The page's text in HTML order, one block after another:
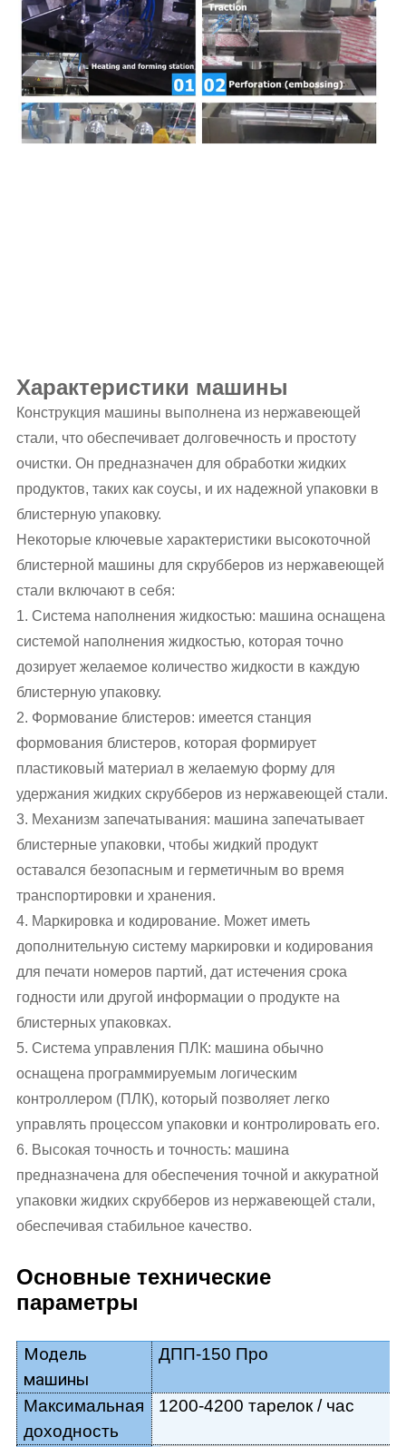
Характеристики машины
Конструкция машины выполнена из нержавеющей
стали, что обеспечивает долговечность и простоту
очистки. Он предназначен для обработки жидких
продуктов, таких как соусы, и их надежной упаковки в
блистерную упаковку.
Некоторые ключевые характеристики высокоточной
блистерной машины для скрубберов из нержавеющей
стали включают в себя:
1. Система наполнения жидкостью: машина оснащена
системой наполнения жидкостью, которая точно
дозирует желаемое количество жидкости в каждую
блистерную упаковку.
2. Формование блистеров: имеется станция
формования блистеров, которая формирует
пластиковый материал в желаемую форму для
удержания жидких скрубберов из нержавеющей стали.
3. Механизм запечатывания: машина запечатывает
блистерные упаковки, чтобы жидкий продукт
оставался безопасным и герметичным во время
транспортировки и хранения.
4. Маркировка и кодирование. Может иметь
дополнительную систему маркировки и кодирования
для печати номеров партий, дат истечения срока
годности или другой информации о продукте на
блистерных упаковках.
5. Система управления ПЛК: машина обычно
оснащена программируемым логическим
контроллером (ПЛК), который позволяет легко
управлять процессом упаковки и контролировать его.
6. Высокая точность и точность: машина
предназначена для обеспечения точной и аккуратной
упаковки жидких скрубберов из нержавеющей стали,
обеспечивая стабильное качество.
Основные технические
параметры
Модель
машины
ДПП-150 Про
Максимальная
доходность
1200-4200 тарелок/ час